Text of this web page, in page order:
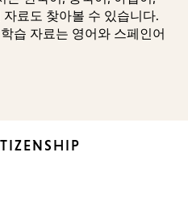
료도 찾아볼 수 있습니다.
습 자료는 영어와 스페인어